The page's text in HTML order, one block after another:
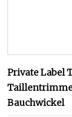
Private Label
Bauchwickel